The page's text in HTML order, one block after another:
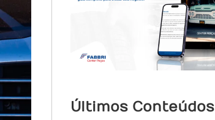
Últimos Conteúdos